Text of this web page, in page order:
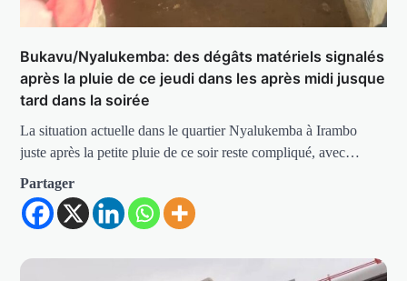
Bukavu/Nyalukemba: des dégâts matériels signalés
après la pluie de ce jeudi dans les après midi jusque
tard dans la soirée
La situation actuelle dans le quartier Nyalukemba à Irambo
juste après la petite pluie de ce soir reste compliqué, avec…
Partager